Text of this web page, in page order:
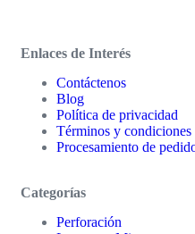
Enlaces de Interés
Contáctenos
Blog
Política de privacidad
Términos y condiciones
Procesamiento de
Categorías
Perforación